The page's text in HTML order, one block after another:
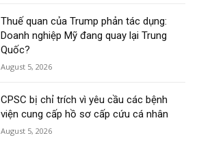
Thuế quan của Trump phản tác dụng:
Doanh nghiệp Mỹ đang quay lại Trung
Quốc?
August 5, 2026
CPSC bị chỉ trích vì yêu cầu các bệnh
viện cung cấp hồ sơ cấp cứu cá nhân
August 5, 2026